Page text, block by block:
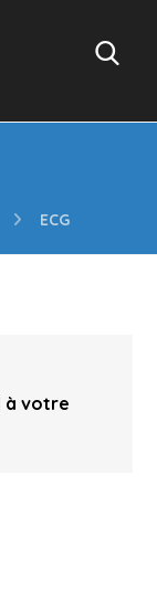
ECG
à votre